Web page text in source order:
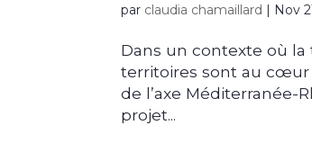
par claudia chamaillard | Nov
Dans un contexte où
territoires sont au cœur
de l’axe Méditerranée-
projet...